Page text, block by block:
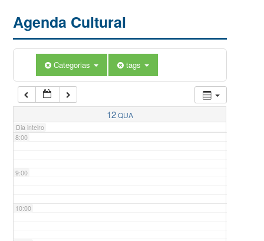
Agenda Cultural
Categorias tags
12QUA
Dia inteiro
5:00
7:00
8:00
9:00
10:00